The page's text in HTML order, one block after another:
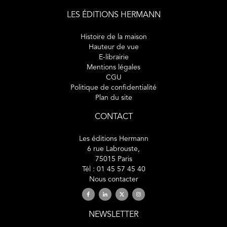
Pace, Olga Panella, Louis-Claude Paquin, Julia Peslier,
Riguet, Sérgio Rodrigo, Carolane Sanchez.
LES ÉDITIONS HERMANN
Histoire de la maison
Hauteur de vue
E-librairie
Mentions légales
CGU
Politique de confidentialité
Plan du site
CONTACT
Les éditions Hermann
6 rue Labrouste,
75015 Paris
Tél : 01 45 57 45 40
Nous contacter
NEWSLETTER